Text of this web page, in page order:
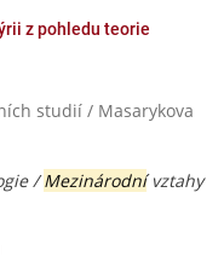
z pohledu teorie
studií / Masarykova
/Mezinárodnívztahy